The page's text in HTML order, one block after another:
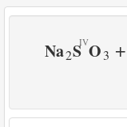
Na2S O3 +